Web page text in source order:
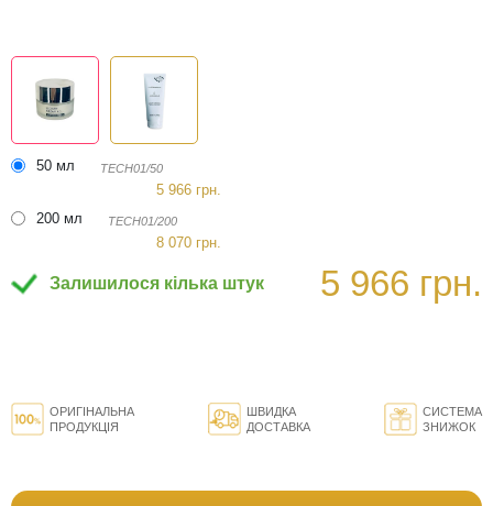
50 мл TECH01/50
5 966 грн.
200 мл
TECH01/200
8 070 грн.
Залишилося кілька штук 5 966 грн.
ОРИГІНАЛЬНА
ПРОДУКЦІЯ
ШВИДКА
ДОСТАВКА
СИСТЕМА
ЗНИЖОК